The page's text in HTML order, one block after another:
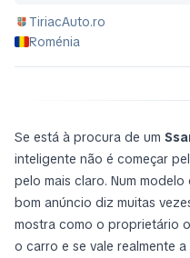
TiriacAuto.ro
Roménia
Se está à procura de um
inteligente não é começar
pelo mais claro. Num
bom anúncio diz muitas
mostra como o proprietário
o carro e se vale realmente